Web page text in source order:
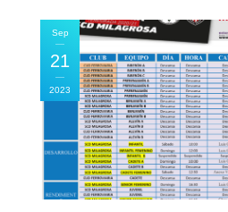
Sep
21
2023